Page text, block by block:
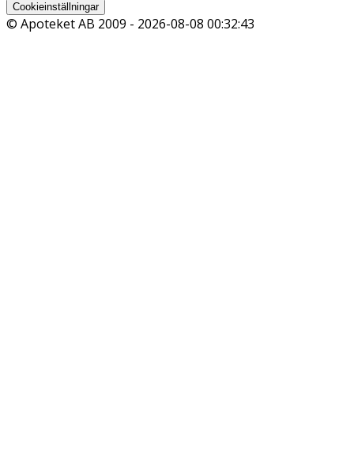
Cookieinställningar
© Apoteket AB 2009 - 2026-08-08 00:32:43